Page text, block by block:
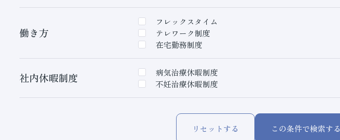
働き方
フレックスタイム
テレワーク制度
在宅勤務制度
社内休暇制度
病気治療休暇制度
不妊治療休暇制度
この条件で検索する
リセットする